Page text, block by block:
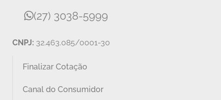
(27) 3038-5999
CNPJ: 32.463.085/0001-30
Finalizar Cotação
Canal do Consumidor